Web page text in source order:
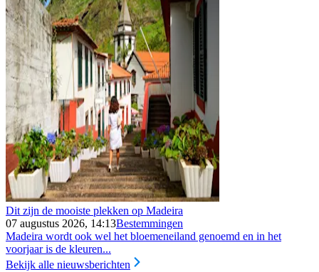
Dit zijn de mooiste plekken op Madeira
07 augustus 2026, 14:13Bestemmingen
Madeira wordt ook wel het bloemeneiland genoemd en in het
voorjaar is de kleuren...
Bekijk alle nieuwsberichten